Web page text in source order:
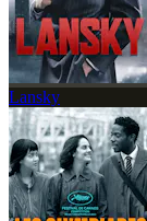
Lansky